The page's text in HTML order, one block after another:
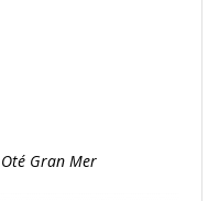
Gran Mer